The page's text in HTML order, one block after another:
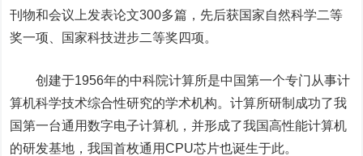
刊物和会议上发表论文300多篇，先后获国家自然科学二等
奖一项、国家科技进步二等奖四项。
创建于1956年的中科院计算所是中国第一个专门从事计
算机科学技术综合性研究的学术机构。计算所研制成功了我
国第一台通用数字电子计算机，并形成了我国高性能计算机
的研发基地，我国首枚通用CPU芯片也诞生于此。